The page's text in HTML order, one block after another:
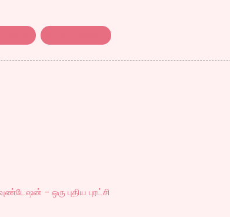
– ஒரு புதிய புரட்சி